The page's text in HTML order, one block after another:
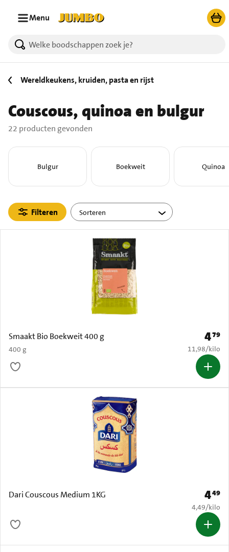
Menu
22 producten gevonden.
Wereldkeukens, kruiden, pasta en rijst
Couscous, quinoa en bulgur
22 producten gevonden
Bulgur Boekweit Quinoa
Filteren
Smaakt Bio Boekweit 400 g
400 g
Prijs:
479
€ 11,98 per
11,98/kilo
Dari Couscous Medium 1KG Prijs:
449
€ 4,49 per
4,49/kilo